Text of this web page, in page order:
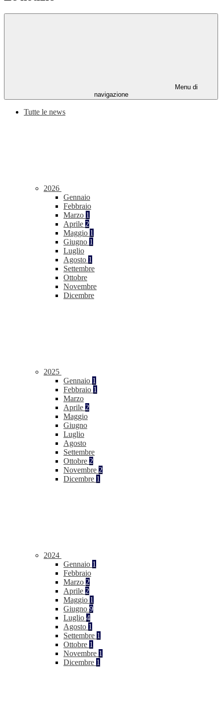
Menu di
navigazione
Tutte le news
2026
Gennaio
Febbraio
Marzo 1
Aprile 2
Maggio 1
Giugno 1
Luglio
Agosto 1
Settembre
Ottobre
Novembre
Dicembre
2025
Gennaio 1
Febbraio 1
Marzo
Aprile 2
Maggio
Giugno
Luglio
Agosto
Settembre
Ottobre 2
Novembre 2
Dicembre 1
2024
Gennaio 1
Febbraio
Marzo 2
Aprile 2
Maggio 1
Giugno 9
Luglio 4
Agosto 1
Settembre 1
Ottobre 1
Novembre 1
Dicembre 1